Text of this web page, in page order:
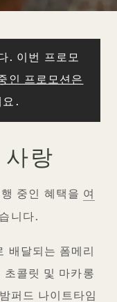
. 이번 프로모
인 프로모션은
요.
랑
중인 혜택을 여
니다.
배달되는 폼메리
초콜릿 및 마카롱
퍼드 나이트타임